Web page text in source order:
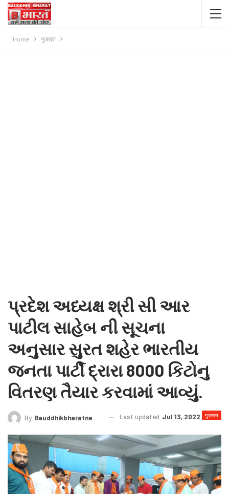
Home गुजरात
પ્રદેશ અધ્યક્ષ શ્રી સી આર
પાટીલ સાહેબ ની સૂચના
અનુસાર સુરત શહેર ભારતીય
જનતા પાર્ટી દ્રારા 8000 કિટોનુ
વિતરણ તૈયાર કરવામાં આવ્યું.
गुजरात
By Bauddhikbharatnews@gmail.com Last updated Jul 13, 2022